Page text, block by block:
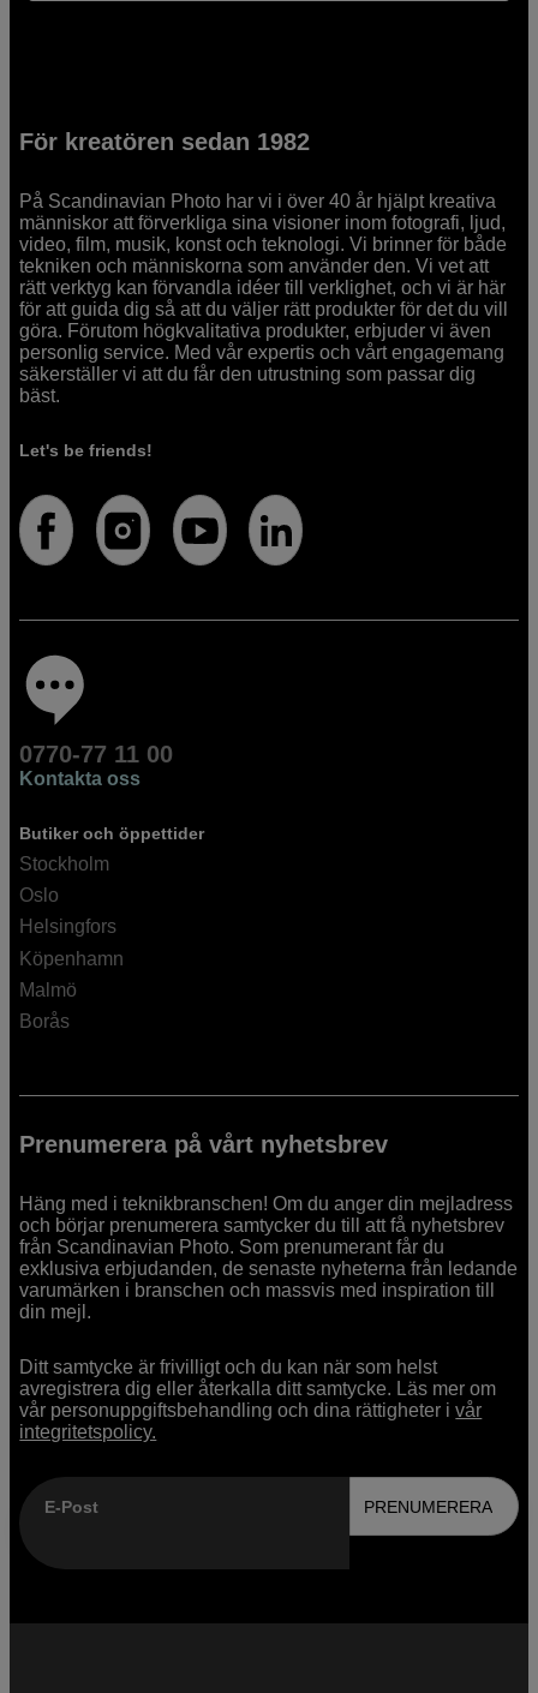
För kreatören sedan 1982
På Scandinavian Photo har vi i över 40 år hjälpt kreativa
människor att förverkliga sina visioner inom fotografi, ljud,
video, film, musik, konst och teknologi. Vi brinner för både
tekniken och människorna som använder den. Vi vet att
rätt verktyg kan förvandla idéer till verklighet, och vi är här
för att guida dig så att du väljer rätt produkter för det du vill
göra. Förutom högkvalitativa produkter, erbjuder vi även
personlig service. Med vår expertis och vårt engagemang
säkerställer vi att du får den utrustning som passar dig
bäst.
Let's be friends!
0770-77 11 00
Kontakta oss
Butiker och öppettider
Stockholm
Oslo
Helsingfors
Köpenhamn
Malmö
Borås
Prenumerera på vårt nyhetsbrev
Häng med i teknikbranschen! Om du anger din mejladress
och börjar prenumerera samtycker du till att få nyhetsbrev
från Scandinavian Photo. Som prenumerant får du
exklusiva erbjudanden, de senaste nyheterna från ledande
varumärken i branschen och massvis med inspiration till
din mejl.
Ditt samtycke är frivilligt och du kan när som helst
avregistrera dig eller återkalla ditt samtycke. Läs mer om
vår personuppgiftsbehandling och dina rättigheter ivår
integritetspolicy.
E-Post PRENUMERERA